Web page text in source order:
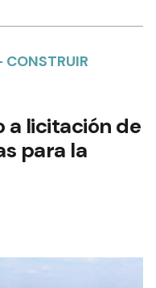
a licitación de
para la